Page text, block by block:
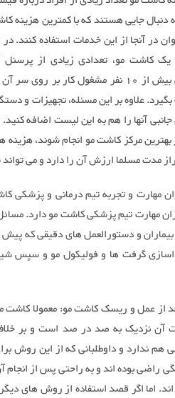
در آنجا از این خدمات استفاده کنند.
کاشت مو، تعدادی زیادی از
پرستاران، گاهی حتی بیش از 10 نفر مشغول
علاوه بر این مسئله، تجهیزات و
آنها را هم به این لیست اضافه
مرکز کاشت مو انجام شوند،
دراز مدت مسلما ارزش آن را دارد و می
مهارت و تجربه تیم درمانی و پزشکی
مهارت تیم پزشکی کاشت مو دارد.
و دستورالعمل های دقیقی که پیش
گرفت ها و فولیکول مو و سپس
آن نزدیک به صد در صد است و بر
ندارد و داوطلبانی که از این روش
راضی بوده اند و به راحتی پس از